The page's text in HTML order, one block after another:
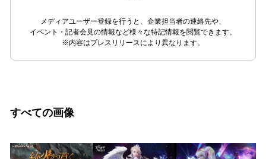
メディアユーザー登録を行うと、企業担当者の連絡先や、
イベント・記者会見の情報など様々な特記情報を閲覧できます。
※内容はプレスリリースにより異なります。
すべての画像